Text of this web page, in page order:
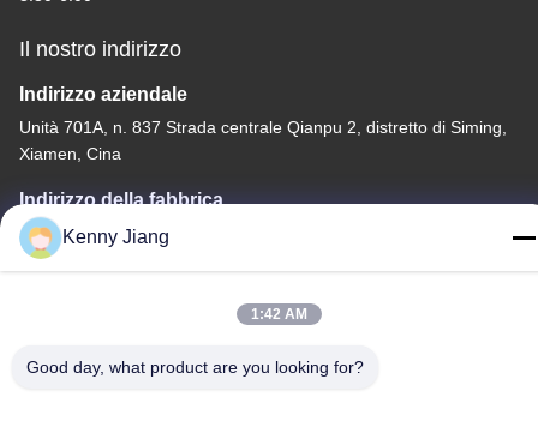
Il nostro indirizzo
Indirizzo aziendale
Unità 701A, n. 837 Strada centrale Qianpu 2, distretto di Siming,
Xiamen, Cina
Indirizzo della fabbrica
No. 72, Yongjun Road, villaggio Wufeng, città di Chongwu,
Quanzhou, Fujian, Cina
Kenny Jiang
1:42 AM
Good day, what product are you looking for?